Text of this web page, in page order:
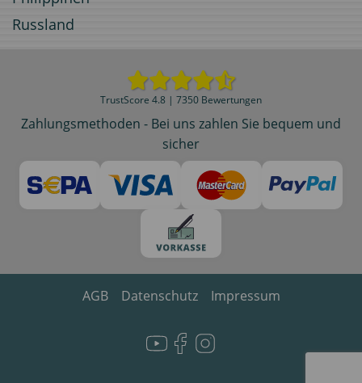
Russland
TrustScore 4.8 | 7350 Bewertungen
Zahlungsmethoden - Bei uns zahlen Sie bequem und
sicher
AGB Datenschutz Impressum